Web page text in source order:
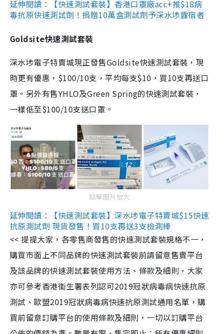
延伸閱讀：【快速測試套裝】香港口罩廠acc+推$18病
毒抗原快速測試劑！捐贈10萬盒測試劑予深水埗露宿者
Goldsite快速測試套裝
深水埗電子特賣城現正發售Goldsite快速測試套裝，現
時更有優惠，$100/10支，平均每支$10，買10支再送口
罩。另外有售YHLO及Green Spring的快速測試套裝，
一樣低至$100/10支送口罩。
點擊圖片放大
延伸閱讀：【快速測試套裝】深水埗電子特賣城$15快速
抗原測試劑 現貨發售！買10支再送3支檢測棒
<< 提提大家，各零售商發售的快速測試套裝規格不一，
購買市面上不同品牌的快速測試套裝前請留意售賣平台
及該品牌的快速測試套裝使用方法、條款及細則，大家
亦可參考香港衞生署表列認可2019冠狀病毒病快速抗原
測試、歐盟2019冠狀病毒病快速抗原測試通用名單，購
買前留意訂購平台的使用條款及細則，一切以訂購平台